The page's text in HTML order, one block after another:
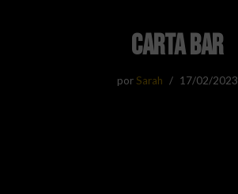
Carta Bar
por Sarah 17/02/2023